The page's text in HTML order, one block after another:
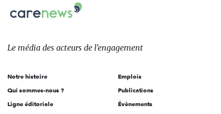
sur:
Le
des
l'engagement
Le média des acteurs de l'engagement
Notre histoire
Qui sommes-nous ?
Ligne éditoriale
Emplois
Publications
Évènements